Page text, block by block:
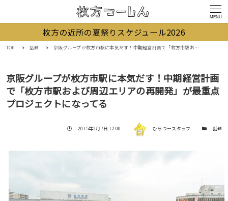
MENU
枚方の近所の夏祭りスケジュール2026
TOP 話題 京阪グループが枚方市駅に本気だす！中期経営計画で「枚方市駅および周辺エリアの再開発」が最重点プロジェクトになってる
京阪グループが枚方市駅に本気だす！中期経営計画
で「枚方市駅および周辺エリアの再開発」が最重点
プロジェクトになってる
投稿日
2015年2月7日 12:00 著者 ひらつースタッフ カテゴリー
話題